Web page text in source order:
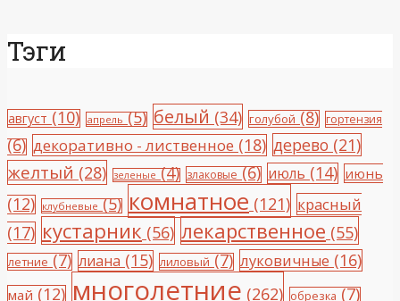
Тэги
август (10) апрель(5) белый (34) голубой(8) гортензия
(6) декоративно - лиственное (18) дерево (21)
желтый (28) зеленые(4) злаковые(6) июль (14) июнь
(12) клубневые(5) комнатное (121) красный
(17) кустарник (56) лекарственное (55)
летние(7) лиана (15) лиловый(7) луковичные (16)
май (12) многолетние (262) обрезка(7)